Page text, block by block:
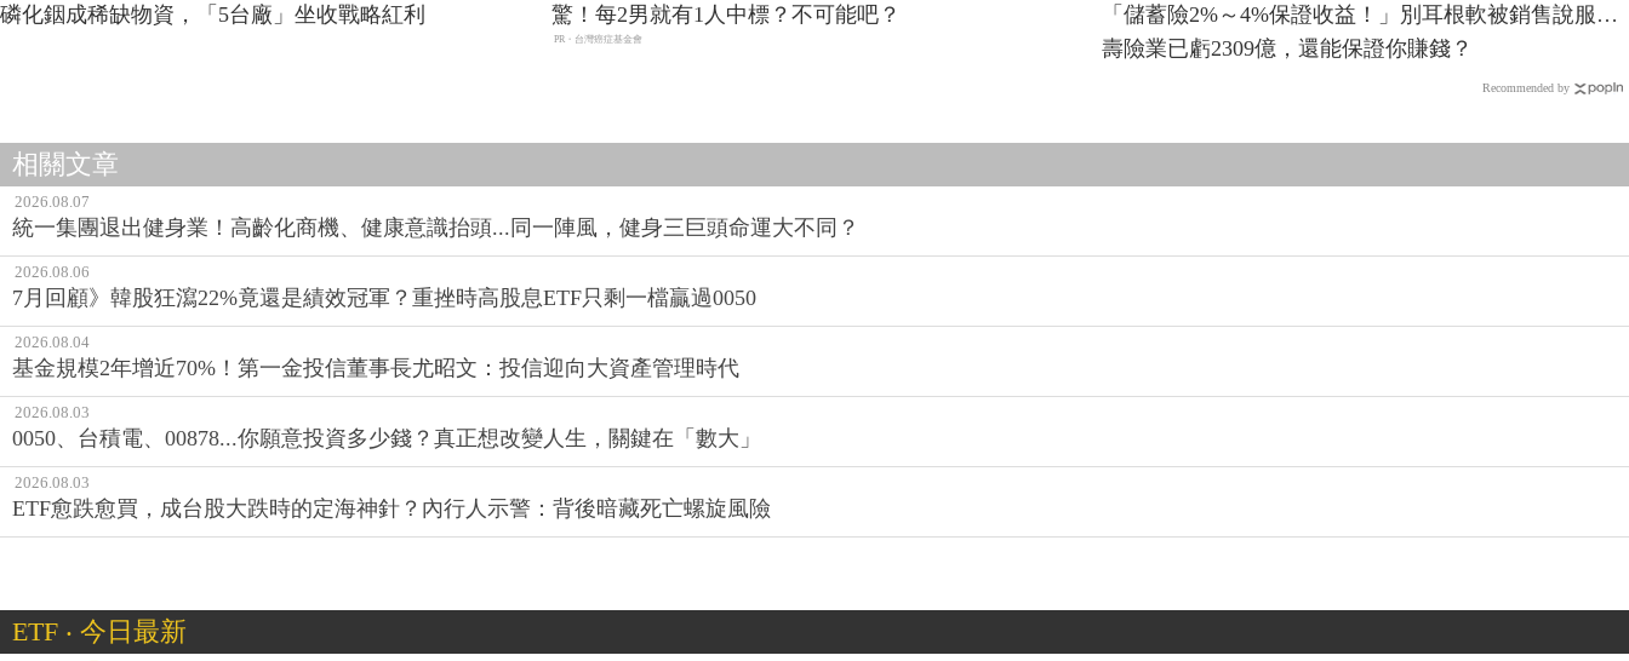
磷化銦成稀缺物資，「5台廠」坐收戰略紅利 驚！每2男就有1人中標？不可能吧？
PR・台灣癌症基金會
「儲蓄險2%～4%保證收益！」別耳根軟被銷售說服…
壽險業已虧2309億，還能保證你賺錢？
Recommended by
相關文章
2026.08.07
統一集團退出健身業！高齡化商機、健康意識抬頭...同一陣風，健身三巨頭命運大不同？
2026.08.06
7月回顧》韓股狂瀉22%竟還是績效冠軍？重挫時高股息ETF只剩一檔贏過0050
2026.08.04
基金規模2年增近70%！第一金投信董事長尤昭文：投信迎向大資產管理時代
2026.08.03
0050、台積電、00878...你願意投資多少錢？真正想改變人生，關鍵在「數大」
2026.08.03
ETF愈跌愈買，成台股大跌時的定海神針？內行人示警：背後暗藏死亡螺旋風險
ETF ‧ 今日最新